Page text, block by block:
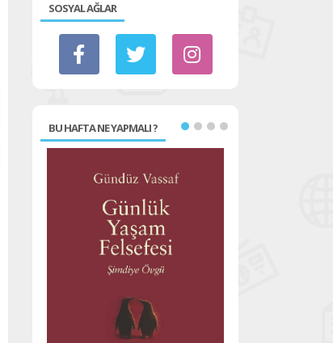
SOSYAL AĞLAR
BU HAFTA NE YAPMALI ?